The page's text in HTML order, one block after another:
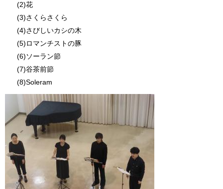
(2)花
(3)さくらさくら
(4)さびしいカシの木
(5)ロマンチストの豚
(6)ソーラン節
(7)谷茶前節
(8)Soleram